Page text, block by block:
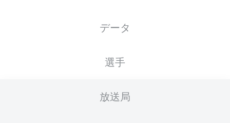
データ
選手
放送局
17.05.2003